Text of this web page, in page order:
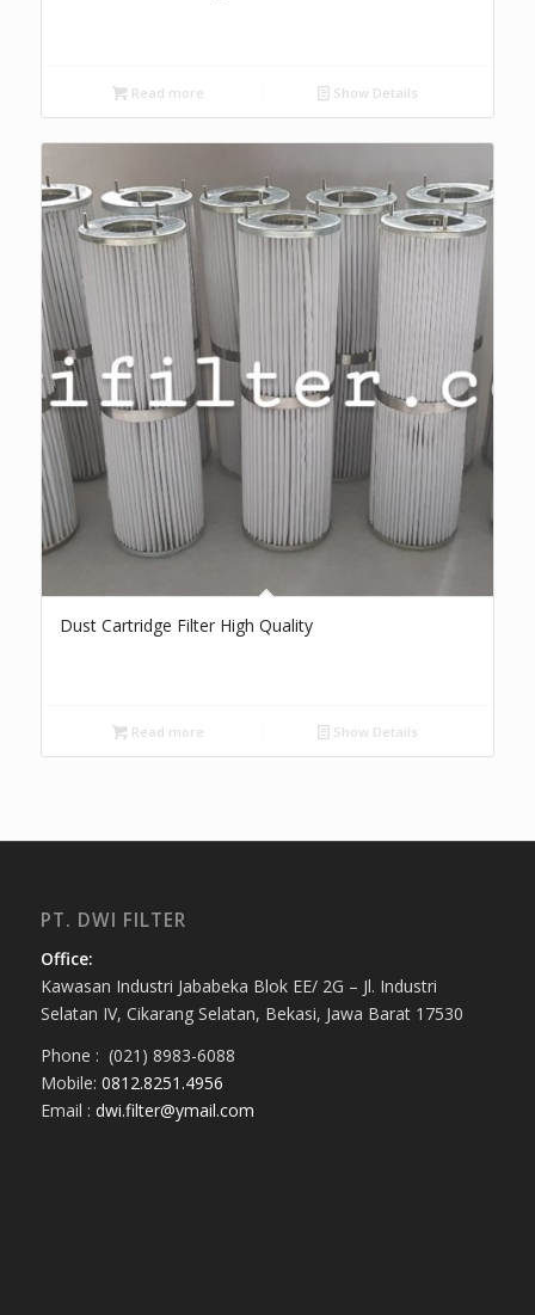
Read more Show Details
Dust Cartridge Filter High Quality
Read more Show Details
PT. DWI FILTER
Office:
Kawasan Industri Jababeka Blok EE/ 2G – Jl. Industri
Selatan IV, Cikarang Selatan, Bekasi, Jawa Barat 17530
Phone : (021) 8983-6088
Mobile: 0812.8251.4956
Email : dwi.filter@ymail.com